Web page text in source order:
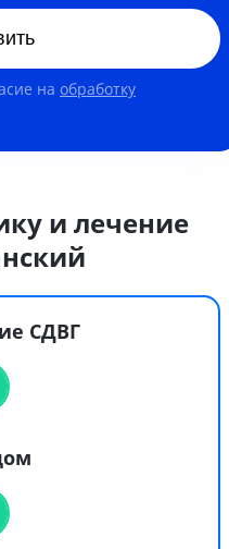
на обработку
и лечение
СДВГ